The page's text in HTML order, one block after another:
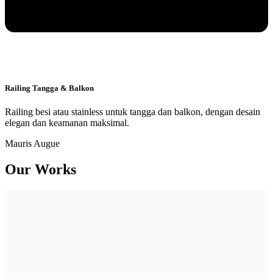
Railing Tangga & Balkon
Railing besi atau stainless untuk tangga dan balkon, dengan desain
elegan dan keamanan maksimal.
Mauris Augue
Our Works